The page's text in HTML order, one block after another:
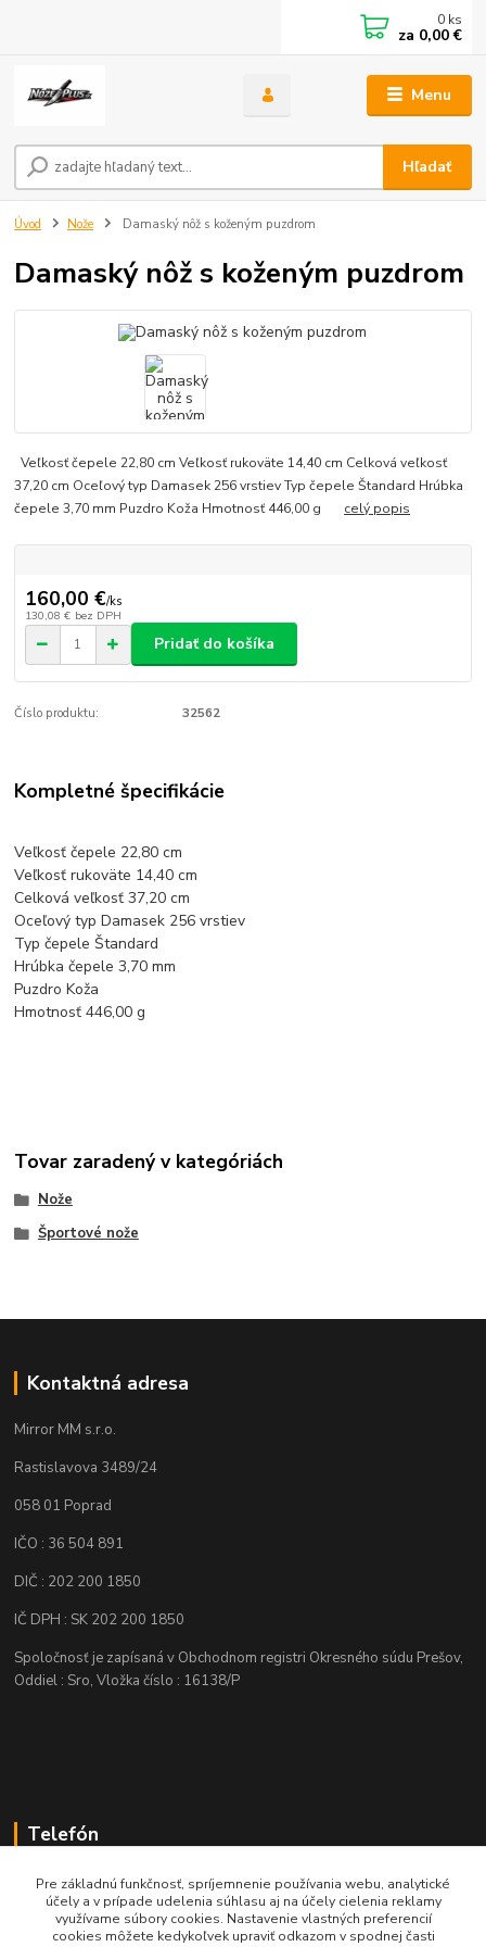
Menu
Hľadať
0 ks
za 0,00 €
Úvod Nože Damaský nôž s koženým puzdrom
Damaský nôž s koženým puzdrom
Veľkosť čepele 22,80 cm Veľkosť rukoväte 14,40 cm Celková veľkosť
37,20 cm Oceľový typ Damasek 256 vrstiev Typ čepele Štandard Hrúbka
čepele 3,70 mm Puzdro Koža Hmotnosť 446,00 g celý popis
160,00 €/ks
130,08 € bez DPH
Pridať do košíka
Číslo produktu: 32562
Kompletné špecifikácie
Veľkosť čepele 22,80 cm
Veľkosť rukoväte 14,40 cm
Celková veľkosť 37,20 cm
Oceľový typ Damasek 256 vrstiev
Typ čepele Štandard
Hrúbka čepele 3,70 mm
Puzdro Koža
Hmotnosť 446,00 g
Tovar zaradený v kategóriách
Nože
Športové nože
Kontaktná adresa
Mirror MM s.r.o.
Rastislavova 3489/24
058 01 Poprad
IČO : 36 504 891
DIČ : 202 200 1850
IČ DPH : SK 202 200 1850
Spoločnosť je zapísaná v Obchodnom registri Okresného súdu Prešov,
Oddiel : Sro, Vložka číslo : 16138/P
Telefón
+421 905 622 625
obchod@nozeplus.sk
Pre základnú funkčnosť, spríjemnenie používania webu, analytické
účely a v prípade udelenia súhlasu aj na účely cielenia reklamy
využívame súbory cookies. Nastavenie vlastných preferencií
cookies môžete kedykoľvek upraviť odkazom v spodnej časti